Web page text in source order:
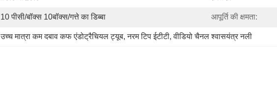
10 पीसी/बॉक्स 10बॉक्स/गत्ते का डिब्बा आपूर्ति की क्षमता:
उच्च मात्रा कम दबाव कफ एंडोट्रैचियल ट्यूब, नरम टिप ईटीटी, वीडियो चैनल श्वासयंत्र नली